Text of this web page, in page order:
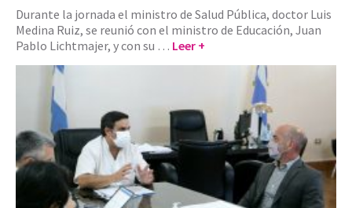
Durante la jornada el ministro de Salud Pública, doctor Luis
Medina Ruiz, se reunió con el ministro de Educación, Juan
Pablo Lichtmajer, y con su … Leer +